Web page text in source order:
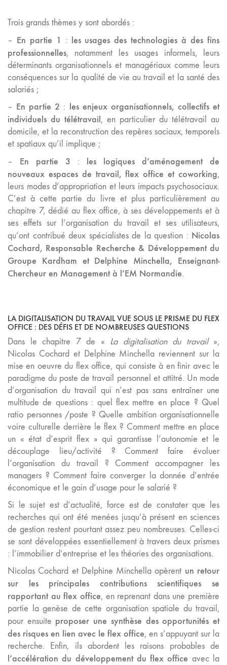
Trois grands thèmes y sont abordés :
– En partie 1 : les usages des technologies à des fins
professionnelles, notamment les usages informels, leurs
déterminants organisationnels et managériaux comme leurs
conséquences sur la qualité de vie au travail et la santé des
salariés ;
– En partie 2 : les enjeux organisationnels, collectifs et
individuels du télétravail, en particulier du télétravail au
domicile, et la reconstruction des repères sociaux, temporels
et spatiaux qu’il implique ;
– En partie 3 : les logiques d’aménagement de
nouveaux espaces de travail, flex office et coworking,
leurs modes d’appropriation et leurs impacts psychosociaux.
C’est à cette partie du livre et plus particulièrement au
chapitre 7, dédié au flex office, à ses développements et à
ses effets sur l’organisation du travail et ses utilisateurs,
qu’ont contribué deux spécialistes de la question : Nicolas
Cochard, Responsable Recherche & Développement du
Groupe Kardham et Delphine Minchella, Enseignant-
Chercheur en Management à l’EM Normandie.
LA DIGITALISATION DU TRAVAIL VUE SOUS LE PRISME DU FLEX
OFFICE : DES DÉFIS ET DE NOMBREUSES QUESTIONS
Dans le chapitre 7 de « La digitalisation du travail»,
Nicolas Cochard et Delphine Minchella reviennent sur la
mise en oeuvre du flex office, qui consiste à en finir avec le
paradigme du poste de travail personnel et attitré. Un mode
d’organisation du travail qui n’est pas sans entraîner une
multitude de questions : quel flex mettre en place ? Quel
ratio personnes /poste ? Quelle ambition organisationnelle
voire culturelle derrière le flex ? Comment mettre en place
un « état d’esprit flex » qui garantisse l’autonomie et le
découplage lieu/activité ? Comment faire évoluer
l’organisation du travail ? Comment accompagner les
managers ? Comment faire converger la donnée d’entrée
économique et le gain d’usage pour le salarié ?
Si le sujet est d’actualité, force est de constater que les
recherches qui ont été menées jusqu’à présent en sciences
de gestion restent pourtant assez peu nombreuses. Celles-ci
se sont développées essentiellement à travers deux prismes
: l’immobilier d’entreprise et les théories des organisations.
Nicolas Cochard et Delphine Minchella opèrent un retour
sur les principales contributions scientifiques se
rapportant au flex office, en reprenant dans une première
partie la genèse de cette organisation spatiale du travail,
pour ensuite proposer une synthèse des opportunités et
des risques en lien avec le flex office, en s’appuyant sur la
recherche. Enfin, ils abordent les raisons probables de
l’accélération du développement du flex office avec la